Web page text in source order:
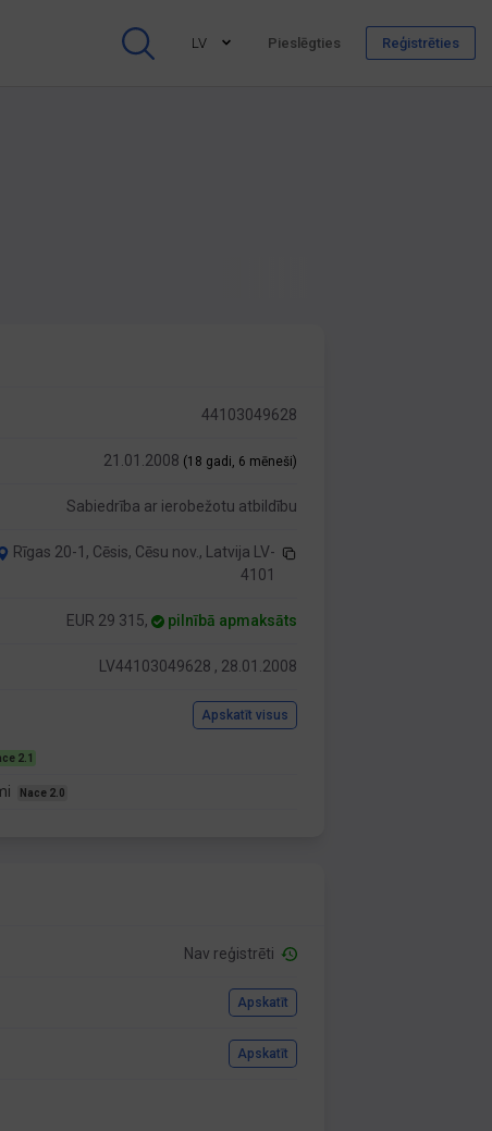
LV Pieslēgties Reģistrēties
44103049628
21.01.2008 (18 gadi, 6 mēneši)
Sabiedrība ar ierobežotu atbildību
Rīgas 20-1, Cēsis, Cēsu nov., Latvija LV-
4101
EUR 29 315, pilnībā apmaksāts
LV44103049628 , 28.01.2008
Apskatīt visus
2.1
Nace 2.0
Nav reģistrēti
Apskatīt
Apskatīt